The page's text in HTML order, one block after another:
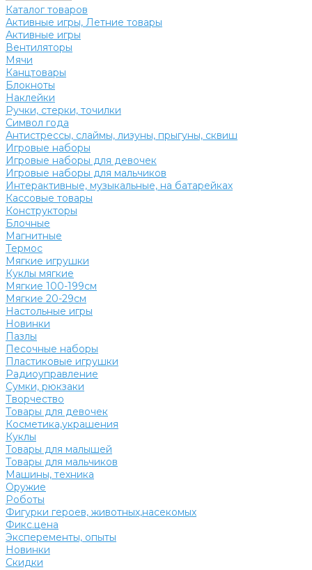
Каталог товаров
Активные игры, Летние товары
Активные игры
Вентиляторы
Мячи
Канцтовары
Блокноты
Наклейки
Ручки, стерки, точилки
Символ года
Антистрессы, слаймы, лизуны, прыгуны, сквиш
Игровые наборы
Игровые наборы для девочек
Игровые наборы для мальчиков
Интерактивные, музыкальные, на батарейках
Кассовые товары
Конструкторы
Блочные
Магнитные
Термос
Мягкие игрушки
Куклы мягкие
Мягкие 100-199см
Мягкие 20-29см
Настольные игры
Новинки
Пазлы
Песочные наборы
Пластиковые игрушки
Радиоуправление
Сумки, рюкзаки
Творчество
Товары для девочек
Косметика,украшения
Куклы
Товары для малышей
Товары для мальчиков
Машины, техника
Оружие
Роботы
Фигурки героев, животных,насекомых
Фикс.цена
Эксперементы, опыты
Новинки
Скидки